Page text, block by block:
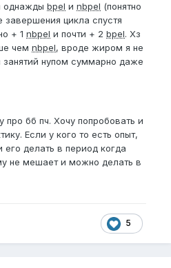
однажды bpel и nbpel (понятно
завершения цикла спустя
+ 1 nbpel и почти + 2 bpel. Хз
чем nbpel, вроде жиром я не
нупом суммарно даже
бб пч. Хочу попробовать и
Если у кого то есть опыт,
делать в период когда
не мешает и можно делать в
5